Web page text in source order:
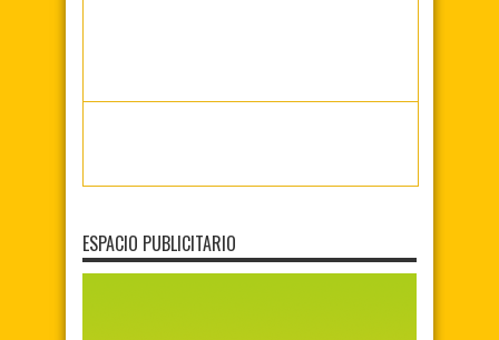
ESPACIO PUBLICITARIO